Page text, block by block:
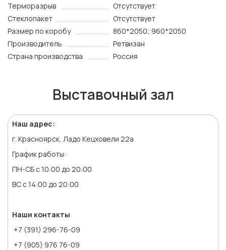
Терморазрыв
Отсутствует
Стеклопакет
Отсутствует
Размер по коробу
860*2050; 960*2050
Производитель
Ретвизан
Страна производства
Россия
Выставочный зал
Наш адрес:
г. Красноярск, Ладо Кецховели 22а
График работы:
ПН-СБ с 10:00 до 20:00
ВС с 14:00 до 20:00
Наши контакты
+7 (391) 296-76-09
+7 (905) 976 76-09